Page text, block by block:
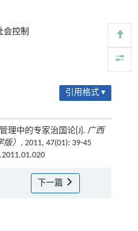
会控制
引用格式 ▾
理中的专家治国论[J]. 广西
） , 2011, 47(01): 39-45
下一篇